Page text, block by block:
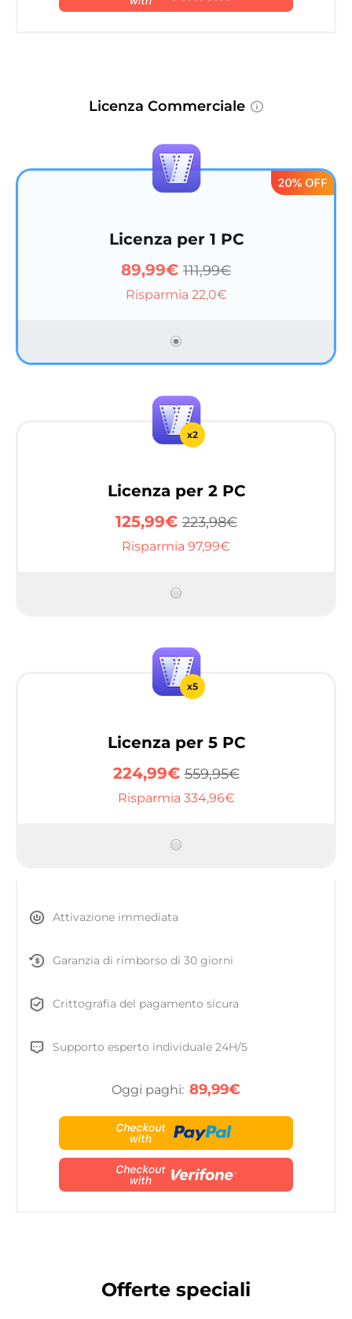
Licenza Commerciale
Licenza per 1 PC
89,99€ 111,99€
Risparmia 22,0€
x2
Licenza per 2 PC
125,99€223,98€
Risparmia 97,99€
x5
Licenza per 5 PC
224,99€559,95€
Risparmia 334,96€
Attivazione immediata
Garanzia di rimborso di 30 giorni
Crittografia del pagamento sicura
Supporto esperto individuale 24H/5
Oggi paghi: 89,99€
Offerte speciali